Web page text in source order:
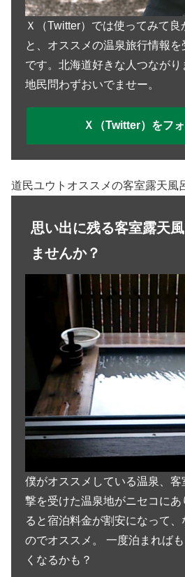
Ｘ（Twitter）では使ってみて
と、オススメの温泉旅行情報
です。北海道好きな人つなが
地民問わずおいでませー。
Ｘ（Twitter）をフ
道民ユウトオススメの客室露天風
思い出に残る客室露天
ませんか？
僕がオススメしている温泉、
撃を受けた温泉地がニセコにあ
ると宿泊料金が割安になって
のでオススメ。 一度泊まれば
くなるかも？